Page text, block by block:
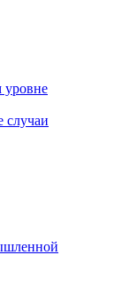
уровне
случаи